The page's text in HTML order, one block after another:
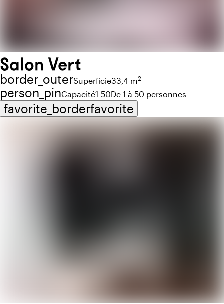
Salon Vert
border_outerSuperficie33,4 m2
person_pinCapacité1-50De 1 à 50 personnes
favorite_borderfavorite